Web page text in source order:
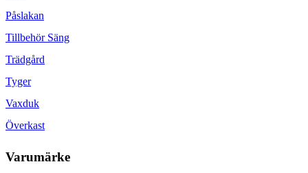
Påslakan
Tillbehör Säng
Trädgård
Tyger
Vaxduk
Överkast
Varumärke